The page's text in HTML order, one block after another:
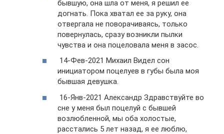
бывшую, она шла от меня, я решил ее
догнать. Пока хватал ее за руку, она
отвергала не поворачиваясь, только
повернулась, сразу возникли пылки
чувства и она поцеловала меня в засос.
14-Фев-2021 Михаил Видел сон
инициатором поцелуев в губы была моя
бывшая девушка.
16-Янв-2021 Александр Здравствуйте во
сне у меня был поцелуй с бывшей
возлюбленной, мы оба холостые,
расстались 5 лет назад, я ее люблю,